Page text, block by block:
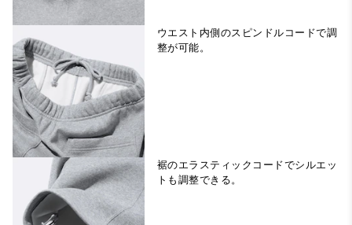
ウエスト内側のスピンドルコードで調
整が可能。
裾のエラスティックコードでシルエッ
トも調整できる。